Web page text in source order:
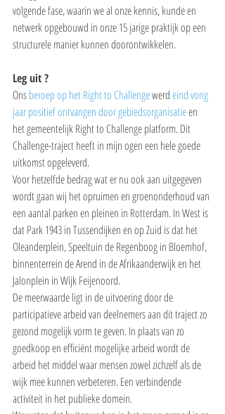
volgende fase, waarin we al onze kennis, kunde en
netwerk opgebouwd in onze 15 jarige praktijk op een
structurele manier kunnen doorontwikkelen.
Leg uit ?
Ons beroep op het Right to Challenge werd eind vorig
jaar positief ontvangen door gebiedsorganisatie en
het gemeentelijk Right to Challenge platform. Dit
Challenge-traject heeft in mijn ogen een hele goede
uitkomst opgeleverd.
Voor hetzelfde bedrag wat er nu ook aan uitgegeven
wordt gaan wij het opruimen en groenonderhoud van
een aantal parken en pleinen in Rotterdam. In West is
dat Park 1943 in Tussendijken en op Zuid is dat het
Oleanderplein, Speeltuin de Regenboog in Bloemhof,
binnenterrein de Arend in de Afrikaanderwijk en het
Jalonplein in Wijk Feijenoord.
De meerwaarde ligt in de uitvoering door de
participatieve arbeid van deelnemers aan dit traject zo
gezond mogelijk vorm te geven. In plaats van zo
goedkoop en efficiënt mogelijke arbeid wordt de
arbeid het middel waar mensen zowel zichzelf als de
wijk mee kunnen verbeteren. Een verbindende
activiteit in het publieke domein.